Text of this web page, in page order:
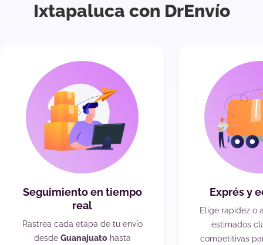
Ixtapaluca con DrEnvío
Seguimiento en tiempo
real
Rastrea cada etapa de tu envío
desde Guanajuatohasta
Exprés y
Elige rapidez o
estimados
competitivas